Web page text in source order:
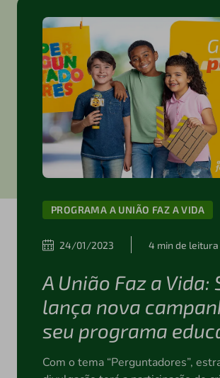
PROGRAMA A UNIÃO FAZ A VIDA
24/01/2023 4 min de leitura
A União Faz a Vida:
lança nova
seu programa
Com o tema “Perguntadores”,